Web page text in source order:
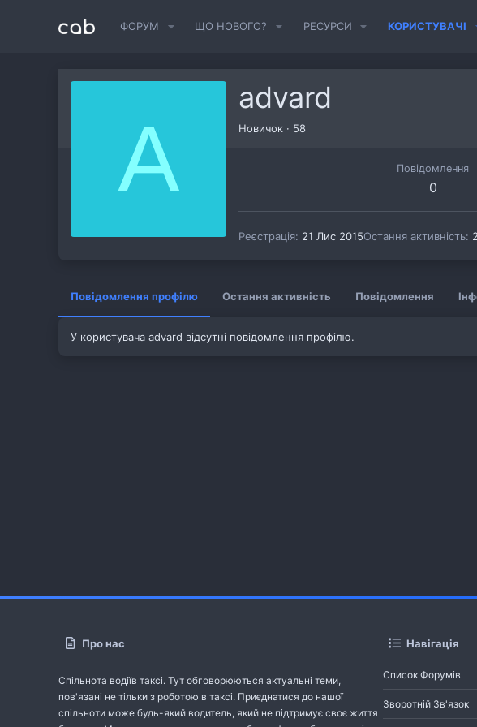
ФОРУМ ЩО НОВОГО? РЕСУРСИ КОРИСТУВАЧІ
A
advard
Новичок · 58
Повідомлення
0
Реєстрація 21 Лис 2015Остання активність
Повідомлення профілю Остання активність Повідомлення
У користувача advard відсутні повідомлення профілю.
Про нас
Спільнота водіїв таксі. Тут обговорюються актуальні теми,
пов'язані не тільки з роботою в таксі. Приєднатися до нашої
спільноти може будь-який водитель, який не підтримує своє життя
Навігація
Список Форумів
Зворотній Зв'язок